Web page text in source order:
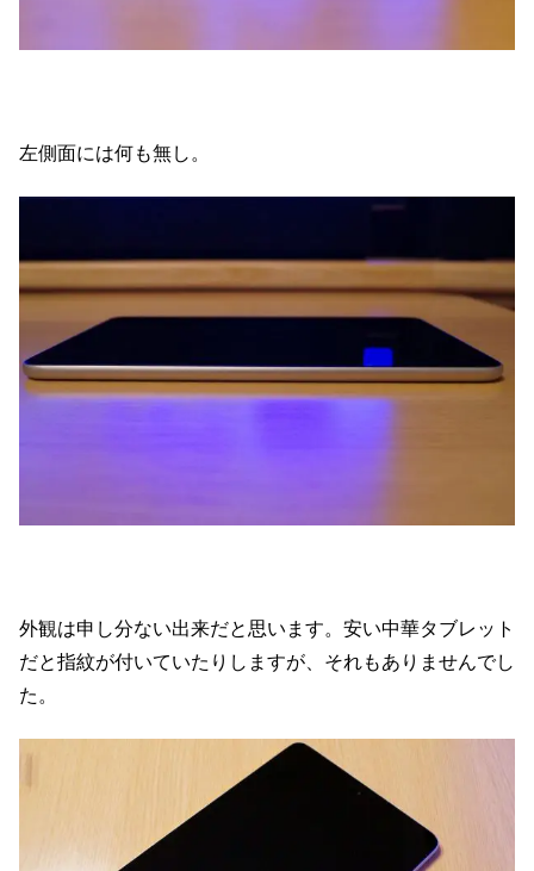
左側面には何も無し。
外観は申し分ない出来だと思います。安い中華タブレット
だと指紋が付いていたりしますが、それもありませんでし
た。